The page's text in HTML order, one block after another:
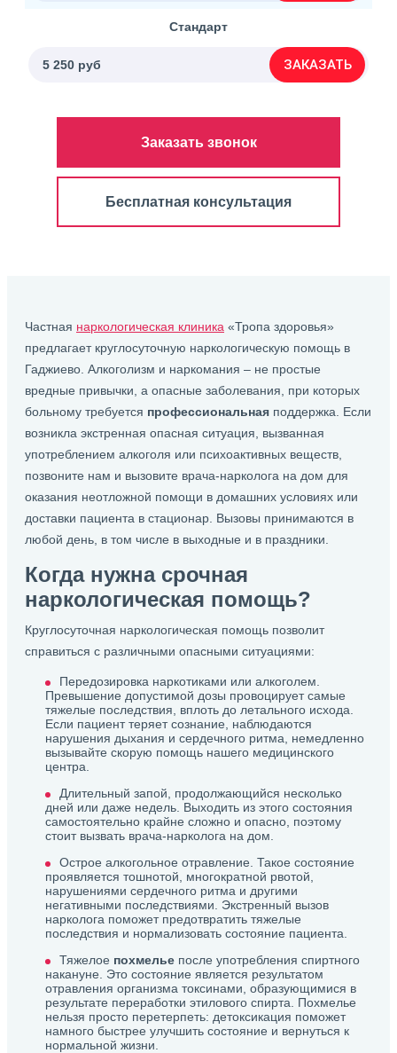
Стандарт
5 250 руб ЗАКАЗАТЬ
Заказать звонок
Бесплатная консультация
Частная наркологическая клиника «Тропа здоровья»
предлагает круглосуточную наркологическую помощь в
Гаджиево. Алкоголизм и наркомания – не простые
вредные привычки, а опасные заболевания, при которых
больному требуется профессиональная поддержка. Если
возникла экстренная опасная ситуация, вызванная
употреблением алкоголя или психоактивных веществ,
позвоните нам и вызовите врача-нарколога на дом для
оказания неотложной помощи в домашних условиях или
доставки пациента в стационар. Вызовы принимаются в
любой день, в том числе в выходные и в праздники.
Когда нужна срочная
наркологическая помощь?
Круглосуточная наркологическая помощь позволит
справиться с различными опасными ситуациями:
Передозировка наркотиками или алкоголем.
Превышение допустимой дозы провоцирует самые
тяжелые последствия, вплоть до летального исхода.
Если пациент теряет сознание, наблюдаются
нарушения дыхания и сердечного ритма, немедленно
вызывайте скорую помощь нашего медицинского
центра.
Длительный запой, продолжающийся несколько
дней или даже недель. Выходить из этого состояния
самостоятельно крайне сложно и опасно, поэтому
стоит вызвать врача-нарколога на дом.
Острое алкогольное отравление. Такое состояние
проявляется тошнотой, многократной рвотой,
нарушениями сердечного ритма и другими
негативными последствиями. Экстренный вызов
нарколога поможет предотвратить тяжелые
последствия и нормализовать состояние пациента.
Тяжелое похмелье после употребления спиртного
накануне. Это состояние является результатом
отравления организма токсинами, образующимися в
результате переработки этилового спирта. Похмелье
нельзя просто перетерпеть: детоксикация поможет
намного быстрее улучшить состояние и вернуться к
нормальной жизни.